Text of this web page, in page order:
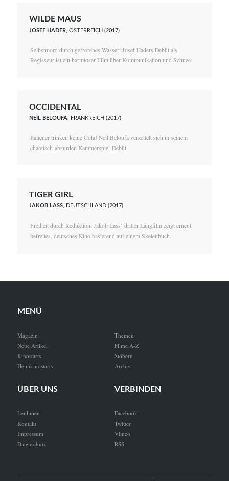
WILDE MAUS
JOSEF HADER , ÖSTERREICH (2017)
Selbstmord durch gefrorenes Wasser: Josef Haders Debüt als
Regisseur ist ein harmloser Film über Kommunikation und Schnee.
OCCIDENTAL
NEÏL BELOUFA , FRANKREICH (2017)
Italiener trinken keine Cola! Neïl Beloufa verzettelt sich in seinem
chaotisch-absurden Kammerspiel-Debüt.
TIGER GIRL
JAKOB LASS, DEUTSCHLAND (2017)
Freiheit durch Reduktion: Jakob Lass’ dritter Langfilm zeigt erneut
befreites, deutsches Kino basierend auf einem Skelettbuch.
MENÜ
Magazin
Neue Artikel
Kinostarts
Heimkinostarts
Themen
Filme A-Z
Stöbern
Archiv
ÜBER UNS
Leitlinien
Kontakt
Impressum
Datenschutz
VERBINDEN
Facebook
Twitter
Vimeo
RSS